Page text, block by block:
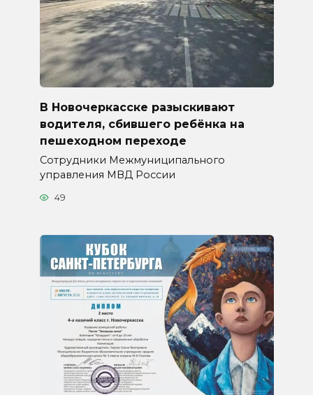
В Новочеркасске разыскивают
водителя, сбившего ребёнка на
пешеходном переходе
Сотрудники Межмуниципального
управления МВД России
49